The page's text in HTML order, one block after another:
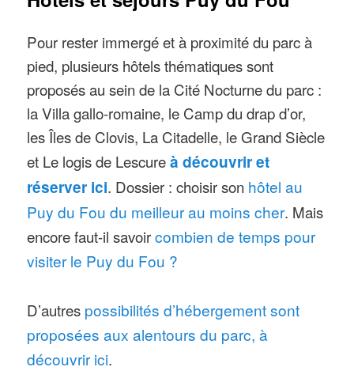
spectateurs dans les premiers pas
du cinéma, avec des décors en Noir
et Blanc et une machinerie qui
reproduit un travelling étonnant.
Nouveautés 2022: le parc de
Vendée fête ses 45 ans cette année,
lefinal du spectacle « Le signe du
Triomphe » est complètement
revuavec une galère romaine dans
l’arène, et d’autres nouveautés Puy
du Fou à lire dans notre article ici
Imaginaire de la Fontaine propose
un bestiaire enrichi de nouvelles
fables dans le jardin luxuriant.
Pour rester immergé et à proximité du parc à
pied, plusieurs hôtels thématiques sont
proposés au sein de la Cité Nocturne du parc :
la Villa gallo-romaine, le Camp du drap d’or,
les Îles de Clovis, La Citadelle, le Grand Siècle
et Le logis de Lescureà découvrir et
réserver ici. Dossier : choisir son hôtel au
Puy du Fou du meilleur au moins cher. Mais
encore faut-il savoircombien de temps pour
visiter le Puy du Fou ?
D’autres possibilités d’hébergement sont
proposées aux alentours du parc, à
découvrir ici.